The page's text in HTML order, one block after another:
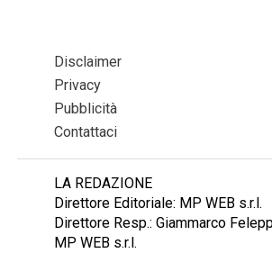
Disclaimer
Privacy
Pubblicità
Contattaci
LA REDAZIONE
Direttore Editoriale: MP WEB s.r.l.
Direttore Resp.: Giammarco
MP WEB s.r.l.